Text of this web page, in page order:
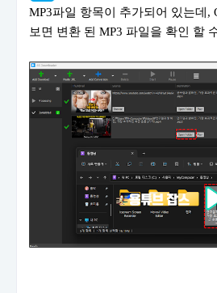
MP3파일 항목이 추가되어 있는데,
보면 변환 된 MP3 파일을 확인 할